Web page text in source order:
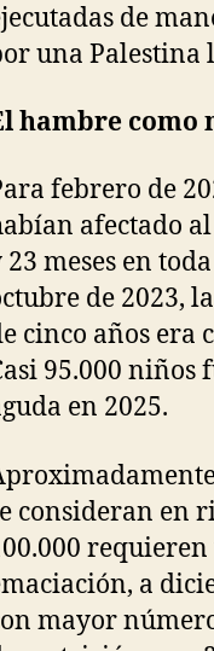
de
una Palestina
hambre como
febrero de
afectado
23 meses en
de 2023,
cinco años era
95.000
en 2025.
consideran en
a
mayor